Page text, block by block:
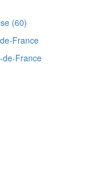
(60)
France
de-France